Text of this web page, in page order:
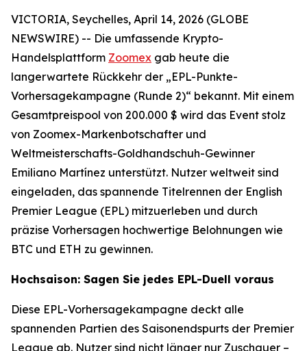
VICTORIA, Seychelles, April 14, 2026 (GLOBE
NEWSWIRE) -- Die umfassende Krypto-
Handelsplattform Zoomex gab heute die
langerwartete Rückkehr der „EPL-Punkte-
Vorhersagekampagne (Runde 2)“ bekannt. Mit einem
Gesamtpreispool von 200.000 $ wird das Event stolz
von Zoomex-Markenbotschafter und
Weltmeisterschafts-Goldhandschuh-Gewinner
Emiliano Martínez unterstützt. Nutzer weltweit sind
eingeladen, das spannende Titelrennen der English
Premier League (EPL) mitzuerleben und durch
präzise Vorhersagen hochwertige Belohnungen wie
BTC und ETH zu gewinnen.
Hochsaison: Sagen Sie jedes EPL-Duell voraus
Diese EPL-Vorhersagekampagne deckt alle
spannenden Partien des Saisonendspurts der Premier
League ab. Nutzer sind nicht länger nur Zuschauer –